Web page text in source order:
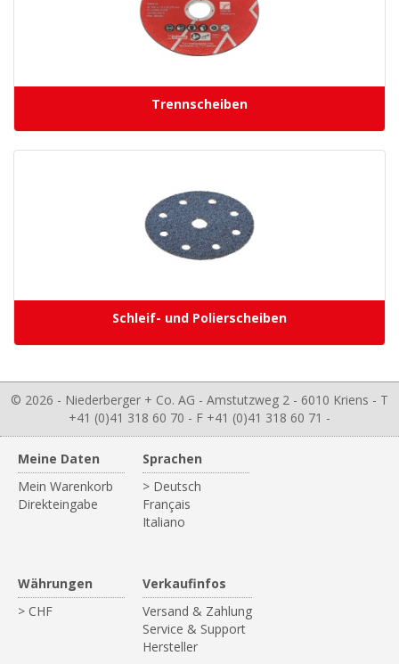
Trennscheiben
Schleif- und Polierscheiben
© 2026 - Niederberger + Co. AG - Amstutzweg 2 - 6010 Kriens - T
+41 (0)41 318 60 70 - F +41 (0)41 318 60 71 -
Meine Daten
Mein Warenkorb
Direkteingabe
Sprachen
> Deutsch
Français
Italiano
Währungen
> CHF
Verkaufinfos
Versand & Zahlung
Service & Support
Hersteller